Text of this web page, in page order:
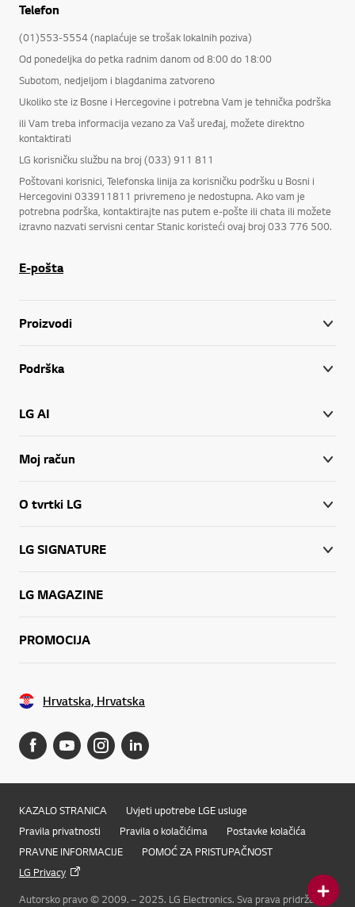
Telefon
(01)553-5554 (naplaćuje se trošak lokalnih poziva)
Od ponedeljka do petka radnim danom od 8:00 do 18:00
Subotom, nedjeljom i blagdanima zatvoreno
Ukoliko ste iz Bosne i Hercegovine i potrebna Vam je tehnička podrška
ili Vam treba informacija vezano za Vaš uređaj, možete direktno
kontaktirati
LG korisničku službu na broj (033) 911 811
Poštovani korisnici, Telefonska linija za korisničku podršku u Bosni i
Hercegovini 033911811 privremeno je nedostupna. Ako vam je
potrebna podrška, kontaktirajte nas putem e-pošte ili chata ili možete
izravno nazvati servisni centar Stanic koristeći ovaj broj 033 776 500.
E-pošta
Proizvodi
Podrška
LG AI
Moj račun
O tvrtki LG
LG SIGNATURE
LG MAGAZINE
PROMOCIJA
Hrvatska, Hrvatska
KAZALO STRANICA
Uvjeti upotrebe LGE usluge
Pravila privatnosti
Pravila o kolačićima
Postavke kolačića
PRAVNE INFORMACIJE
POMOĆ ZA PRISTUPAČNOST
LG Privacy
Autorsko pravo © 2009. – 2025. LG Electronics. Sva prava pridržana